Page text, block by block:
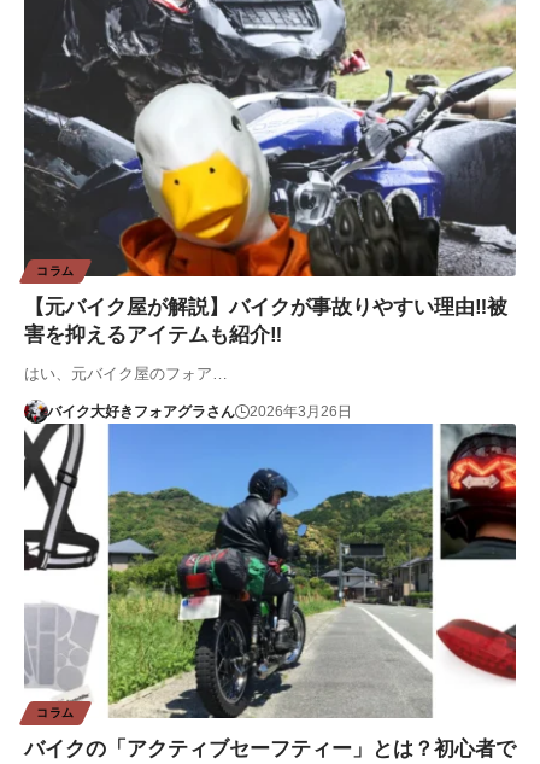
コラム
【元バイク屋が解説】バイクが事故りやすい理由‼︎被
害を抑えるアイテムも紹介‼
はい、元バイク屋のフォア…
バイク大好きフォアグラさん 2026年3月26日
コラム
バイクの「アクティブセーフティー」とは？初心者で